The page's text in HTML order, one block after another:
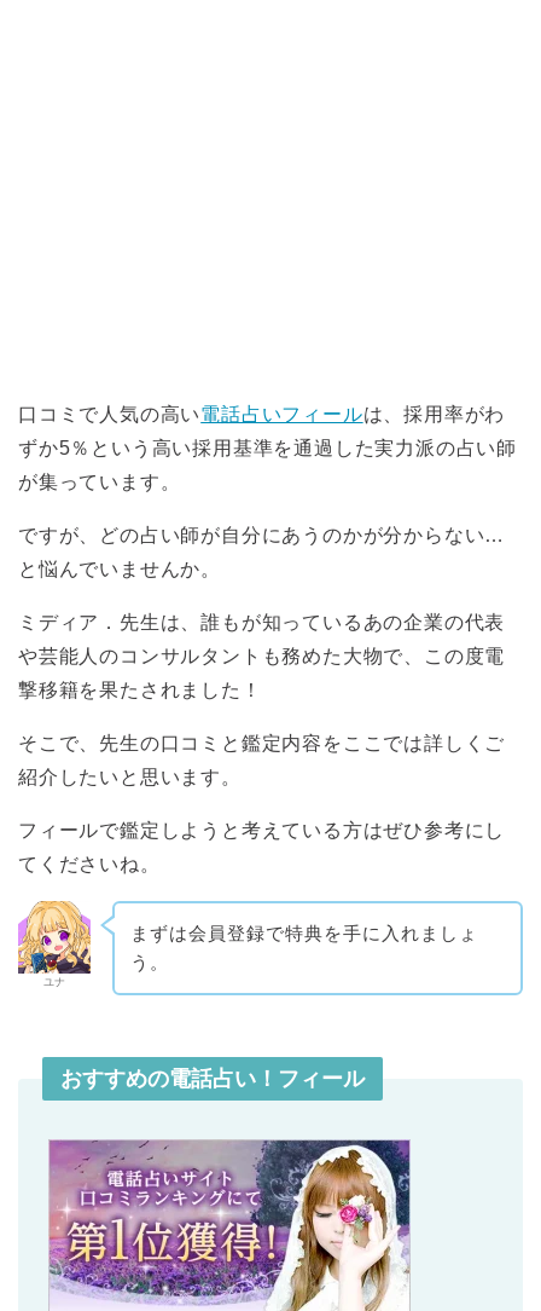
口コミで人気の高い電話占いフィールは、採用率がわ
ずか5％という高い採用基準を通過した実力派の占い師
が集っています。
ですが、どの占い師が自分にあうのかが分からない…
と悩んでいませんか。
ミディア．先生は、誰もが知っているあの企業の代表
や芸能人のコンサルタントも務めた大物で、この度電
撃移籍を果たされました！
そこで、先生の口コミと鑑定内容をここでは詳しくご
紹介したいと思います。
フィールで鑑定しようと考えている方はぜひ参考にし
てくださいね。
ユナ
まずは会員登録で特典を手に入れましょ
う。
おすすめの電話占い！フィール